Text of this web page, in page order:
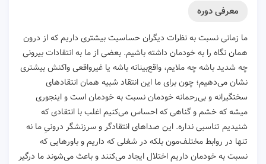
معرفی دوره
ما زمانی نسبت به نظرات دیگران حساسیت بیشتری داریم که از درون
همان نگاه را به خودمان داشته باشیم. بعضی از ما به انتقادات بیرونی
چه شدید باشه چه ملایم، واقع‌بینانه باشه یا غیرواقعی واکنش بیشتری
نشان می‌دهیم؛ چون برای ما این انتقاد شبیه همان انتقادهای
سختگیرانه و بی‌رحمانه خودمان نسبت به خودمان است و اینجوری
میشه که خشم و گناهی که احساس می‌کنیم اغلب با انتقادی که
شنیدیم تناسبی نداره. این صداهای انتقادگر و سرزنشگر درونیِ ما نه
تنها در روابط‌ مختلف‌مون بلکه در شغلی که داریم و باورهایی که
نسبت به خودمان داریم اختلال ایجاد می‌کنند و باعث می‌شوند ما درگیر